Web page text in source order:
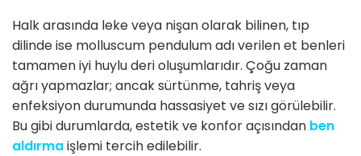
Halk arasında leke veya nişan olarak bilinen, tıp
dilinde ise molluscum pendulum adı verilen et benleri
tamamen iyi huylu deri oluşumlarıdır. Çoğu zaman
ağrı yapmazlar; ancak sürtünme, tahriş veya
enfeksiyon durumunda hassasiyet ve sızı görülebilir.
Bu gibi durumlarda, estetik ve konfor açısından ben
aldırmaişlemi tercih edilebilir.